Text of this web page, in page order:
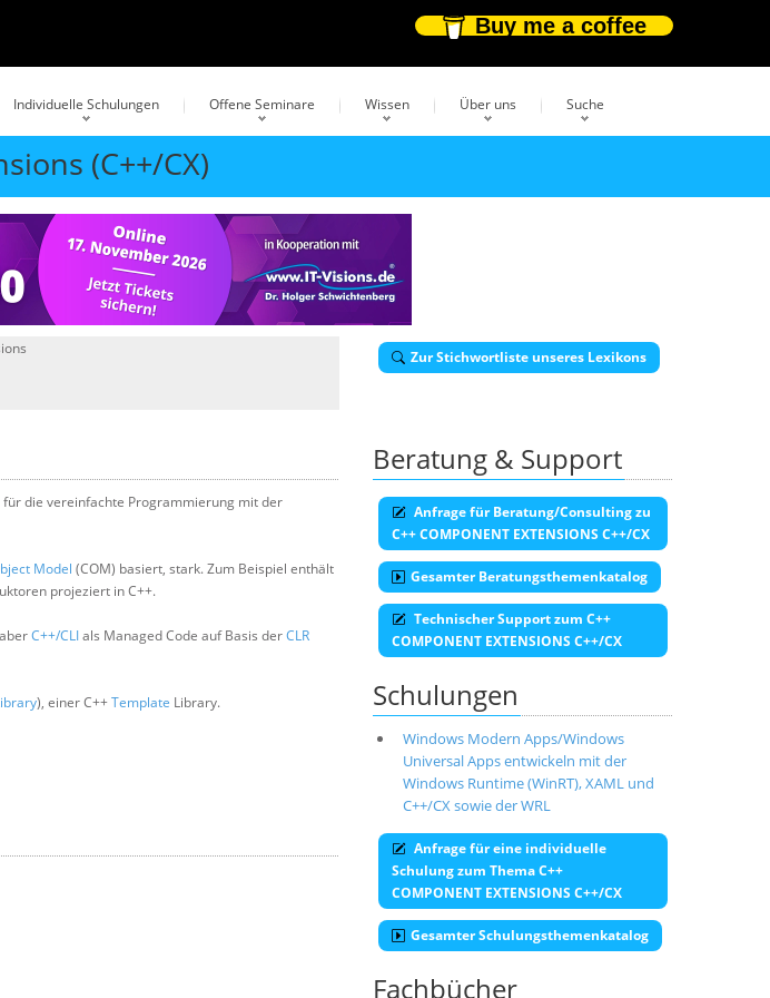
Buy me a coffee
Individuelle Schulungen Offene Seminare Wissen Über uns Suche
(C++/CX)
Zur Stichwortliste unseres Lexikons
für die vereinfachte Programmierung mit der
Model (COM) basiert, stark. Zum Beispiel enthält
projeziert in C++.
C++/CLIals Managed Code auf Basis derCLR
), einer C++Template Library.
Beratung & Support
Anfrage für Beratung/Consulting zu
C++ COMPONENT EXTENSIONS C++/CX
Gesamter Beratungsthemenkatalog
Technischer Support zum C++
COMPONENT EXTENSIONS C++/CX
Schulungen
Windows Modern Apps/Windows
Universal Apps entwickeln mit der
Windows Runtime (WinRT), XAML und
C++/CX sowie der WRL
Anfrage für eine individuelle
Schulung zum Thema C++
COMPONENT EXTENSIONS C++/CX
Gesamter Schulungsthemenkatalog
Fachbücher